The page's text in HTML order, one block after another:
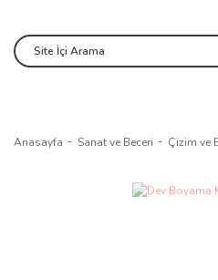
Anasayfa Sanat ve Beceri Çizim ve